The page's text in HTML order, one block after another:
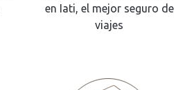
en Iati, el mejor seguro de
viajes